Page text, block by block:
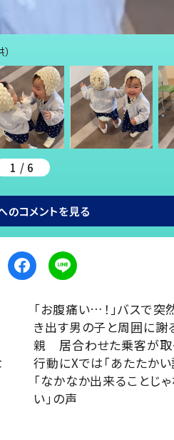
1 / 6
のコメントを見る
「お腹痛い…！」バスで突
き出す男の子と周囲に謝
親 居合わせた乗客が取
行動にXでは「あたたかい
「なかなか出来ることじ
い」の声